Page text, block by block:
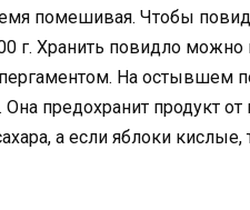
помешивая. Чтобы
г. Хранить повидло можно
На остывшем
предохранит продукт от
а если яблоки кислые,